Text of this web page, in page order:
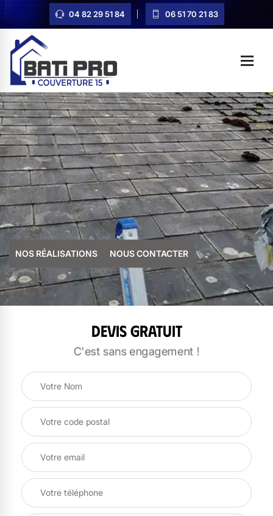
04 82 29 51 84 06 51 70 21 83
NOS RÉALISATIONS NOUS CONTACTER
Devis gratuit
C'est sans engagement !